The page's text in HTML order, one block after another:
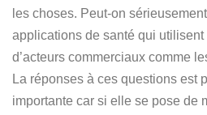
les choses. Peut-on
applications de santé qui
d’acteurs commerciaux comme
La réponses à ces questions est
importante car si elle se pose de